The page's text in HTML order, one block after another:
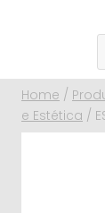
Home /
e Estética /